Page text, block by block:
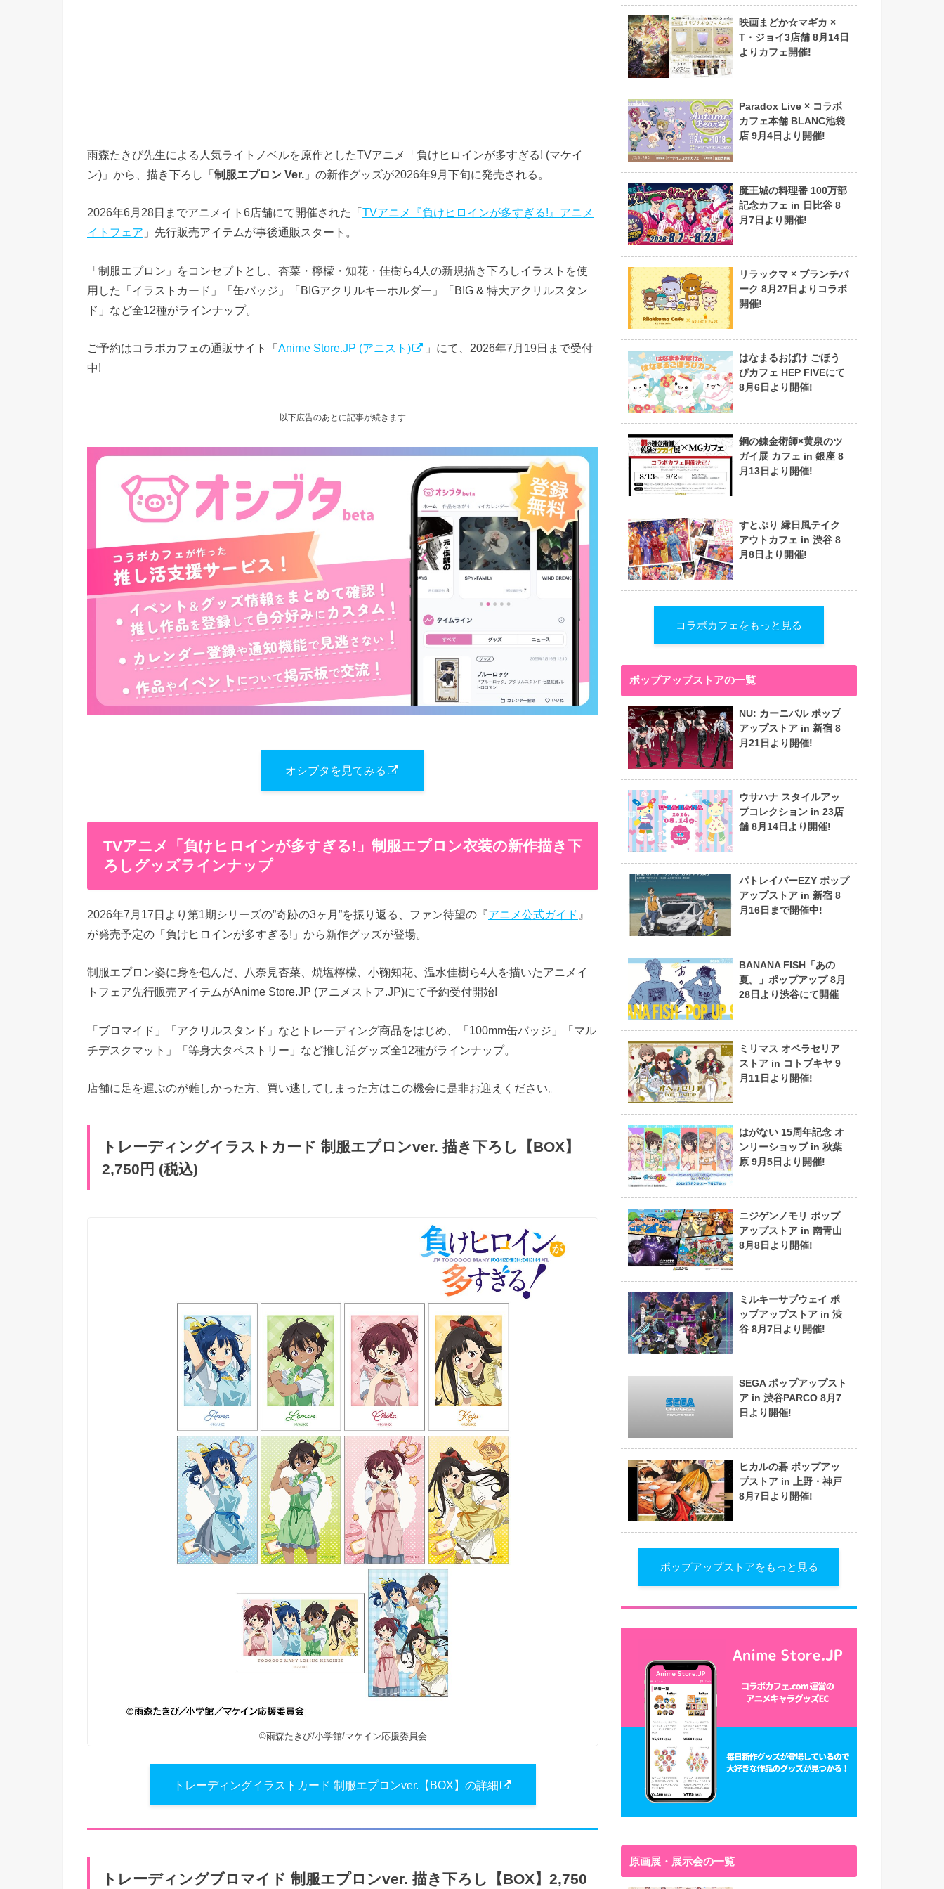
雨森たきび先生による人気ライトノベルを原作としたTVアニメ「負けヒロインが多すぎる! (マケイ
ン)」から、描き下ろし「制服エプロン Ver. 」の新作グッズが2026年9月下旬に発売される。
2026年6月28日までアニメイト6店舗にて開催された「 TVアニメ『負けヒロインが多すぎる!』アニメ
イトフェア 」先行販売アイテムが事後通販スタート。
「制服エプロン」をコンセプトとし、杏菜・檸檬・知花・佳樹ら4人の新規描き下ろしイラストを使
用した「イラストカード」「缶バッジ」「BIGアクリルキーホルダー」「BIG & 特大アクリルスタン
ド」など全12種がラインナップ。
ご予約はコラボカフェの通販サイト「Anime Store.JP (アニスト)
」にて、2026年7月19日まで受付
中!
以下広告のあとに記事が続きます
オシブタを見てみる
TVアニメ「負けヒロインが​多すぎる​!」制服エプロン衣装の新作描き下
ろしグッズラインナップ
2026年7月17日より第1期シリーズの”奇跡の3ヶ月”を振り返る、ファン待望の『アニメ公式ガイド 』
が発売予定の「負けヒロインが​多すぎる​!」から新作グッズが登場。
制服エプロン姿に身を包んだ、八奈見杏菜、焼塩檸檬、小鞠知花、温水佳樹ら4人を描いたアニメイ
トフェア先行販売アイテムがAnime Store.JP (アニメストア.JP)にて予約受付開始!
「ブロマイド」「アクリルスタンド」なとトレーディング商品をはじめ、「100mm缶バッジ」「マル
チデスクマット」「等身大タペストリー」など推し活グッズ全12種がラインナップ。
店舗に足を運ぶのが難しかった方、買い逃してしまった方はこの機会に是非お迎えください。
トレーディングイラストカード 制服エプロンver. 描き下ろし【BOX】
2,750円 (税込)
©雨森たきび/小学館/マケイン応援委員会
トレーディングイラストカード 制服エプロンver.【BOX】の詳細
トレーディングブロマイド 制服エプロンver. 描き下ろし【BOX】2,750
映画まどか☆マギカ ×
T・ジョイ3店舗 8月14日
よりカフェ開催!
Paradox Live × コラボ
カフェ本舗 BLANC池袋
店 9月4日より開催!
魔王城の料理番 100万部
記念カフェ in 日比谷 8
月7日より開催!
リラックマ × ブランチパ
ーク 8月27日よりコラボ
開催!
はなまるおばけ ごほう
びカフェ HEP FIVEにて
8月6日より開催!
鋼の錬金術師×黄泉のツ
ガイ展 カフェ in 銀座 8
月13日より開催!
すとぷり 縁日風テイク
アウトカフェ in 渋谷 8
月8日より開催!
コラボカフェをもっと見る
ポップアップストアの一覧
NU: カーニバル ポップ
アップストア in 新宿 8
月21日より開催!
ウサハナ スタイルアッ
プコレクション in 23店
舗 8月14日より開催!
パトレイバーEZY ポップ
アップストア in 新宿 8
月16日まで開催中!
BANANA FISH「あの
夏。」ポップアップ 8月
28日より渋谷にて開催
ミリマス オペラセリア
ストア in コトブキヤ 9
月11日より開催!
はがない 15周年記念 オ
ンリーショップ in 秋葉
原 9月5日より開催!
ニジゲンノモリ ポップ
アップストア in 南青山
8月8日より開催!
ミルキーサブウェイ ポ
ップアップストア in 渋
谷 8月7日より開催!
SEGA ポップアップスト
ア in 渋谷PARCO 8月7
日より開催!
ヒカルの碁 ポップアッ
プストア in 上野・神戸
8月7日より開催!
ポップアップストアをもっと見る
原画展・展示会の一覧